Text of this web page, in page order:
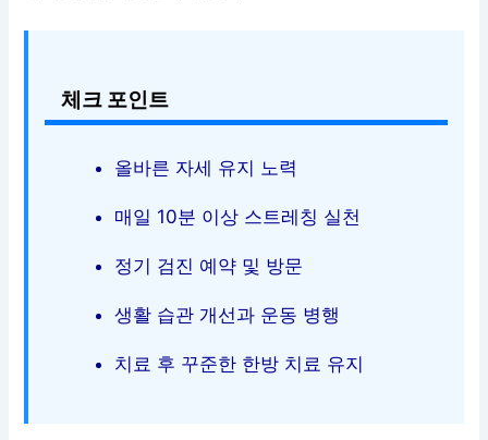
체크 포인트
올바른 자세 유지 노력
매일 10분 이상 스트레칭 실천
정기 검진 예약 및 방문
생활 습관 개선과 운동 병행
치료 후 꾸준한 한방 치료 유지